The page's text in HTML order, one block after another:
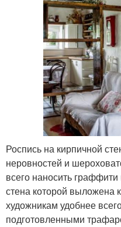
Роспись на кирпичной
неровностей и
всего наносить
стена которой
художникам удобнее
подготовленными